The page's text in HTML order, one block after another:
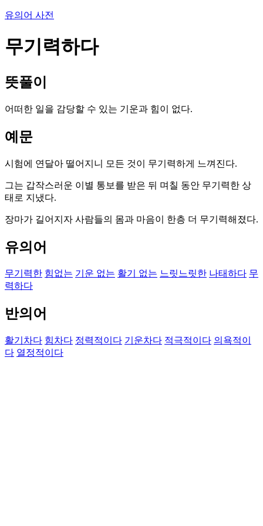
유의어 사전
무기력하다
뜻풀이
어떠한 일을 감당할 수 있는 기운과 힘이 없다.
예문
시험에 연달아 떨어지니 모든 것이 무기력하게 느껴진다.
그는 갑작스러운 이별 통보를 받은 뒤 며칠 동안 무기력한 상
태로 지냈다.
장마가 길어지자 사람들의 몸과 마음이 한층 더 무기력해졌다.
유의어
무기력한 힘없는 기운 없는 활기 없는 느릿느릿한 나태하다 무
력하다
반의어
활기차다 힘차다 정력적이다 기운차다 적극적이다 의욕적이
다 열정적이다